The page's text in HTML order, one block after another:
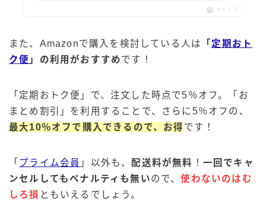
ポチップ
また、Amazonで購入を検討している人は 「 定期おト
ク便 」の利用がおすすめです！
「定期おトク便」で、注文した時点で5％オフ。「お
まとめ割引」を利用することで、さらに5％オフの、
最大10％オフで購入できるので、お得 です！
「 プライム会員 」以外も、配送料が無料 ！ 一回でキャ
ンセルしてもペナルティも無いので、使わないのはむ
しろ損 ともいえるでしょう。